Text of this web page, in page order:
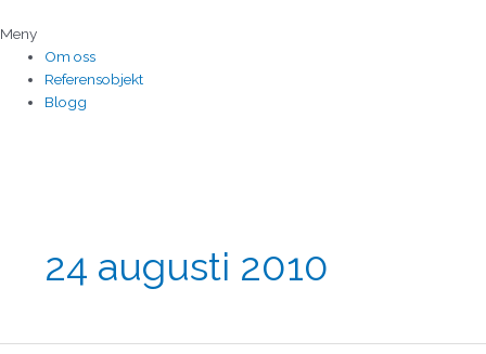
till
innehåll
Meny
Om oss
Referensobjekt
Blogg
24 augusti 2010